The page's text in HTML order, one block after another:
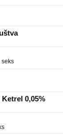
seks
0,05%